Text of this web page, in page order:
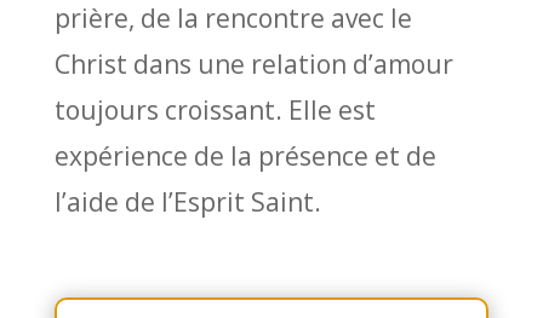
prière, de la rencontre avec le
Christ dans une relation d’amour
toujours croissant. Elle est
expérience de la présence et de
l’aide de l’Esprit Saint.